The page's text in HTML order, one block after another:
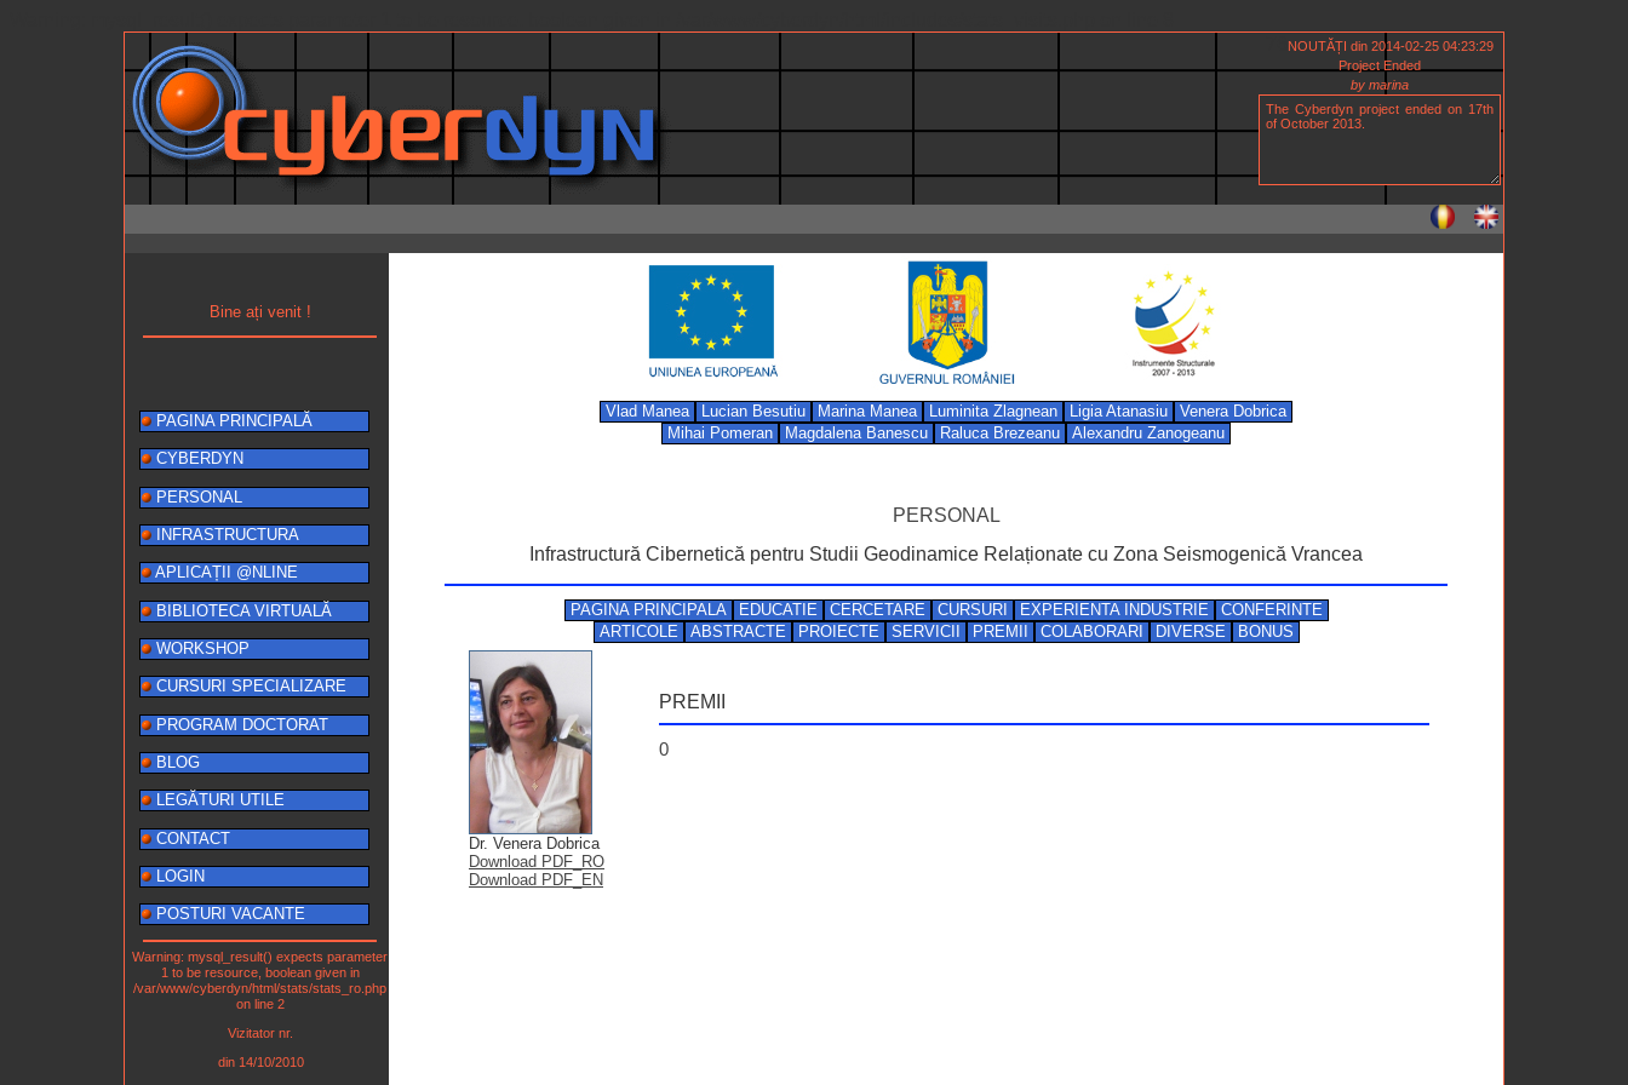
NOUTĂȚI din 2014-02-25 04:23:29
Project Ended
by marina
Bine ați venit !
PAGINA PRINCIPALĂ
CYBERDYN
PERSONAL
INFRASTRUCTURA
APLICAȚII @NLINE
BIBLIOTECA VIRTUALĂ
WORKSHOP
CURSURI SPECIALIZARE
PROGRAM DOCTORAT
BLOG
LEGĂTURI UTILE
CONTACT
LOGIN
POSTURI VACANTE
Warning: mysql_result() expects parameter
1 to be resource, boolean given in
/var/www/cyberdyn/html/stats/stats_ro.php
on line 2
Vizitator nr.
din 14/10/2010
Vlad Manea Lucian Besutiu Marina Manea Luminita Zlagnean Ligia Atanasiu
Venera Dobrica
Mihai Pomeran
Magdalena Banescu Raluca Brezeanu Alexandru Zanogeanu
PERSONAL
Infrastructură Cibernetică pentru Studii Geodinamice Relaționate cu Zona Seismogenică Vrancea
PAGINA PRINCIPALA EDUCATIE CERCETARE CURSURI EXPERIENTA INDUSTRIE
CONFERINTE
ARTICOLE
ABSTRACTE PROIECTE SERVICII PREMII COLABORARI DIVERSE BONUS
Dr. Venera Dobrica
Download PDF_RO
Download PDF_EN
PREMII
0